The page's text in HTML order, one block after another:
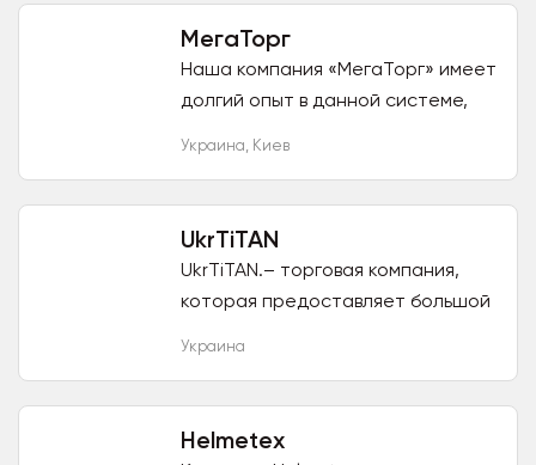
МегаТорг
Наша компания «МегаТорг» имеет
долгий опыт в данной системе,
все возможности для выгодного
Украина, Киев
UkrTiTAN
UkrTiTAN.– торговая компания,
которая предоставляет большой
по самым выгодным ценам в
Украина
Helmetex